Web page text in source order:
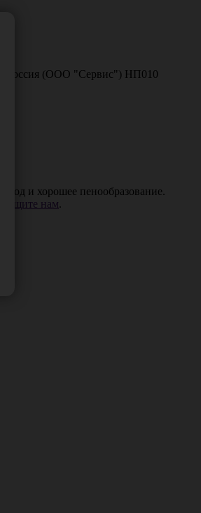
Россия (ООО "Сервис") НП010
и хорошее пенообразование.
нам.